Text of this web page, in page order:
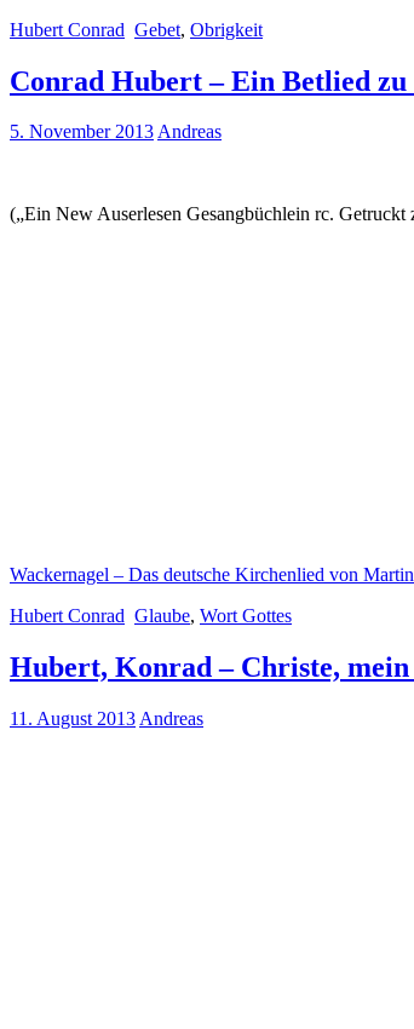
Hubert Conrad Gebet, Obrigkeit
Conrad Hubert – Ein Betlied
5. November 2013Andreas
(„Ein New Auserlesen Gesangbüchlein rc.
Wackernagel – Das deutsche Kirchenlied von
Hubert Conrad Glaube, Wort Gottes
Hubert, Konrad – Christe,
11. August 2013 Andreas